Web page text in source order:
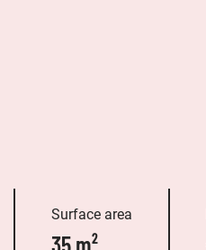
Surface area
35 m²